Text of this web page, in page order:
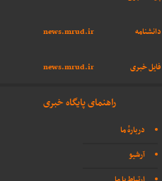
دانشنامه
news.mrud.ir
فایل خبری news.mrud.ir
راهنمای پایگاه خبری
دربارهٔ ما
آرشیو